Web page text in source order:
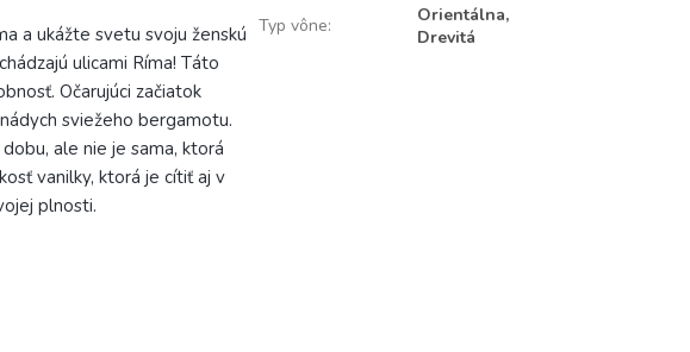
a ukážte svetu svoju ženskú
ulicami Ríma! Táto
Očarujúci začiatok
sviežeho bergamotu.
ale nie je sama, ktorá
vanilky, ktorá je cítiť aj v
plnosti.
Typ vône:
Orientálna,
Drevitá